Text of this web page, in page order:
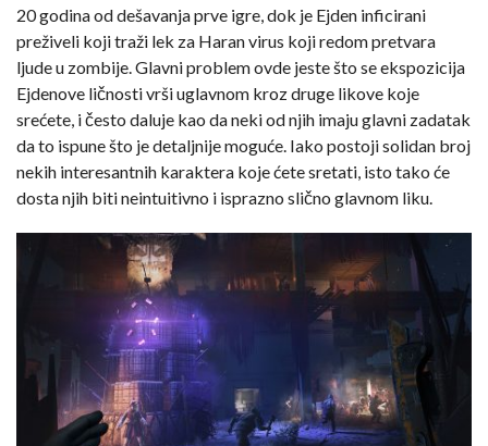
20 godina od dešavanja prve igre, dok je Ejden inficirani
preživeli koji traži lek za Haran virus koji redom pretvara
ljude u zombije. Glavni problem ovde jeste što se ekspozicija
Ejdenove ličnosti vrši uglavnom kroz druge likove koje
srećete, i često daluje kao da neki od njih imaju glavni zadatak
da to ispune što je detaljnije moguće. Iako postoji solidan broj
nekih interesantnih karaktera koje ćete sretati, isto tako će
dosta njih biti neintuitivno i isprazno slično glavnom liku.